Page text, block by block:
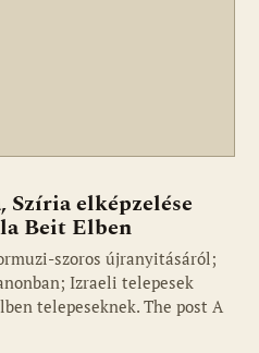
Szíria elképzelése
Beit Elben
szoros újranyitásáról;
Izraeli telepesek
telepeseknek. The post A